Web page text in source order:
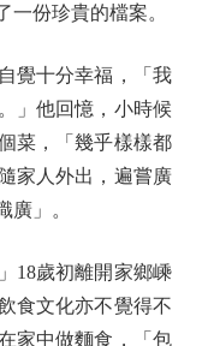
份珍貴的檔案。
十分幸福，「我
」他回憶，小時候
菜，「幾乎樣樣都
家人外出，遍嘗廣
廣」。
歲初離開家鄉嵊
食文化亦不覺得不
家中做麵食，「包